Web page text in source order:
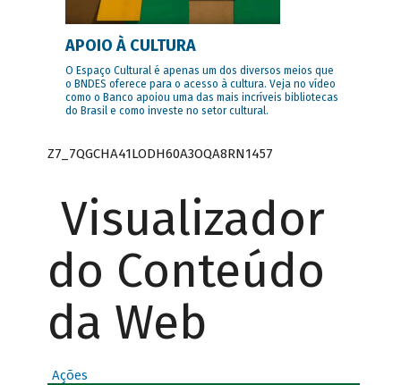
APOIO À CULTURA
O Espaço Cultural é apenas um dos diversos meios que
o BNDES oferece para o acesso à cultura. Veja no vídeo
como o Banco apoiou uma das mais incríveis bibliotecas
do Brasil e como investe no setor cultural.
Z7_7QGCHA41LODH60A3OQA8RN1457
Visualizador
do Conteúdo
da Web
Ações